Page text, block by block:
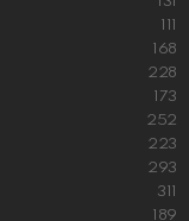
168
228
173
252
223
293
311
189